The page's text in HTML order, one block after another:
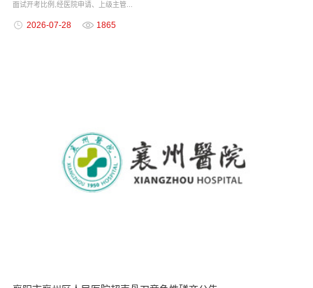
面试开考比例,经医院申请、上级主管...
2026-07-28 1865